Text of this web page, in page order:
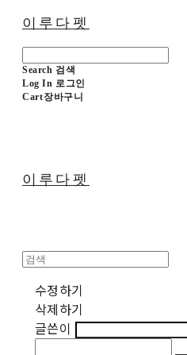
이루다펫
Search 검색
Log In 로그인
Cart장바구니
이루다펫
수정하기
삭제하기
글쓴이